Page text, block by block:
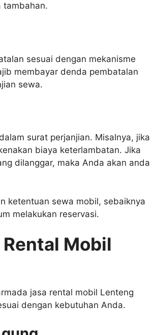
tambahan.
sesuai dengan mekanisme
membayar denda pembatalan
sewa.
surat perjanjian. Misalnya, jika
biaya keterlambatan. Jika
dilanggar, maka Anda akan anda
ketentuan sewa mobil, sebaiknya
melakukan reservasi.
Mobil
jasa rental mobil Lenteng
dengan kebutuhan Anda.